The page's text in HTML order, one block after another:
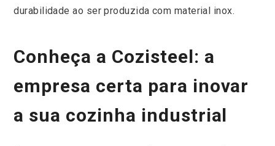
durabilidade ao ser produzida com material inox.
Conheça a Cozisteel: a
empresa certa para inovar
a sua cozinha industrial